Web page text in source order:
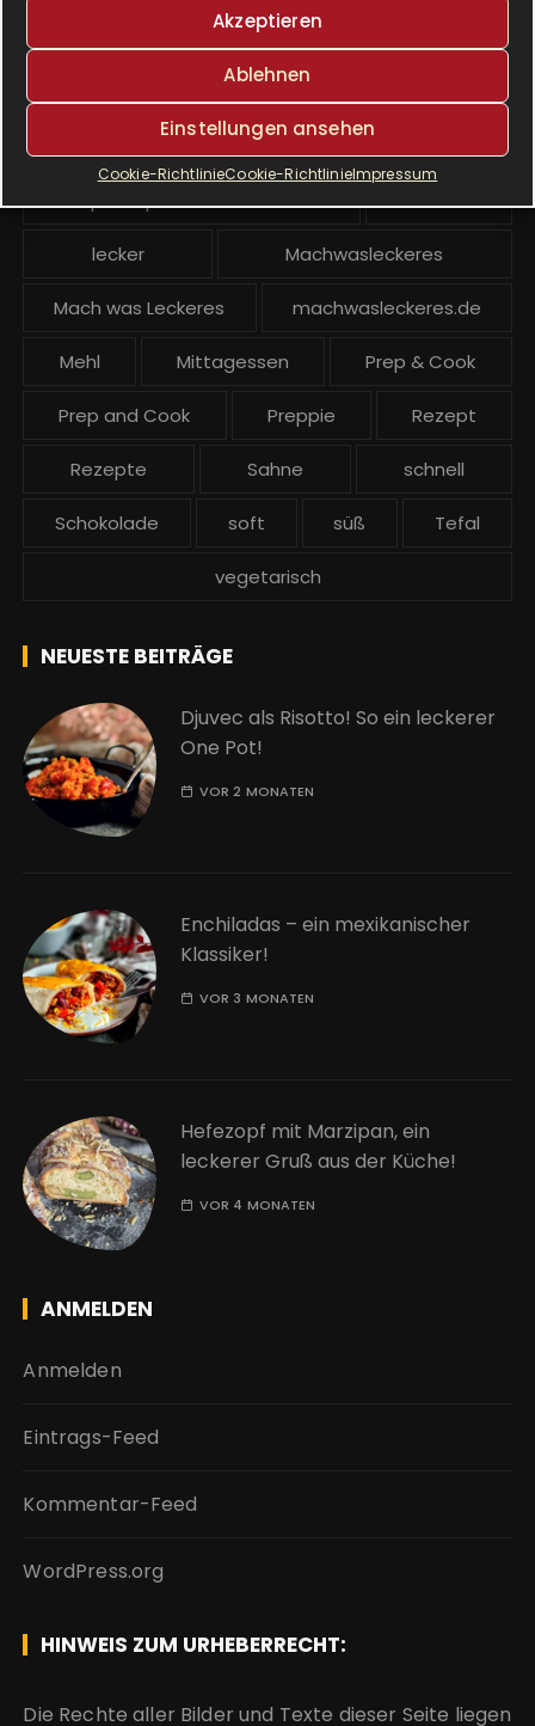
Akzeptieren
Ablehnen
Einstellungen ansehen
Cookie-RichtlinieCookie-RichtlinieImpressum
Krups Prep & Cook
Krups Prep and Cook
Krups Prep and Cook backen Kuchen
lecker Machwasleckeres
Mach was Leckeres machwasleckeres.de
Mehl Mittagessen Prep & Cook
Prep and Cook Preppie Rezept
Rezepte Sahne schnell
Schokolade soft süß Tefal
vegetarisch
NEUESTE BEITRÄGE
Djuvec als Risotto! So ein leckerer
One Pot!
VOR 2 MONATEN
Enchiladas – ein mexikanischer
Klassiker!
VOR 3 MONATEN
Hefezopf mit Marzipan, ein
leckerer Gruß aus der Küche!
VOR 4 MONATEN
ANMELDEN
Anmelden
Eintrags-Feed
Kommentar-Feed
WordPress.org
HINWEIS ZUM URHEBERRECHT:
Die Rechte aller Bilder und Texte dieser Seite liegen